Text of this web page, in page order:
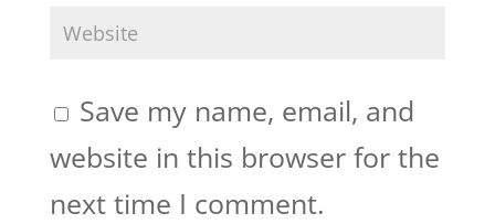
Save my name, email, and
website in this browser for the
next time I comment.